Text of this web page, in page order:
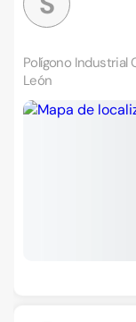
Polígono Industrial
León